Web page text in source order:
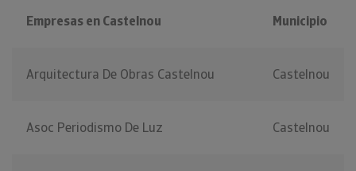
Empresas en Castelnou Municipio
Arquitectura De Obras Castelnou Castelnou
Asoc Periodismo De Luz Castelnou